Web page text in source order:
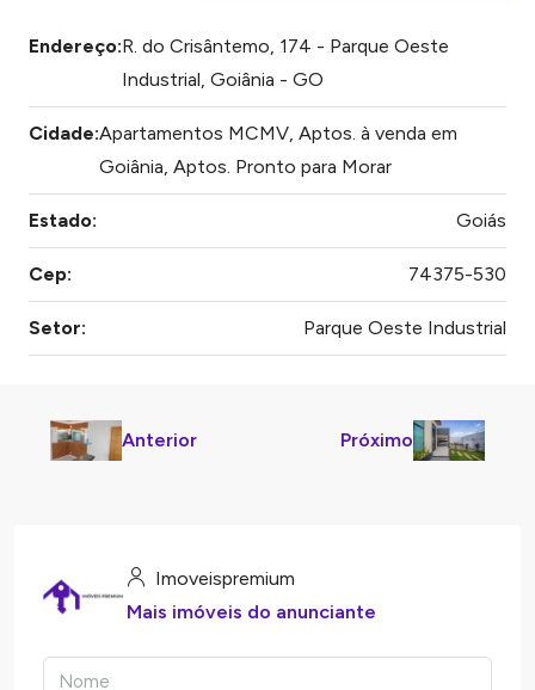
Endereço:R. do Crisântemo, 174 - Parque Oeste
Industrial, Goiânia - GO
Cidade:Apartamentos MCMV, Aptos. à venda em
Goiânia, Aptos. Pronto para Morar
Estado: Goiás
Cep: 74375-530
Setor: Parque Oeste Industrial
Anterior Próximo
Imoveispremium
Mais imóveis do anunciante